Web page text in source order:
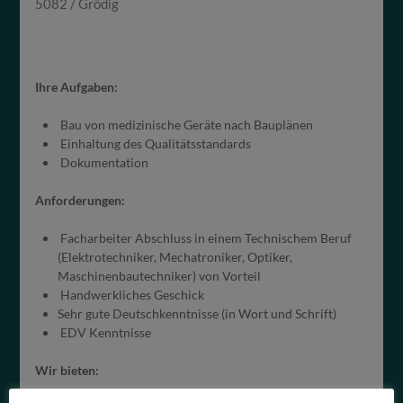
5082 / Grödig
Ihre Aufgaben:
Bau von medizinische Geräte nach Bauplänen
Einhaltung des Qualitätsstandards
Dokumentation
Anforderungen:
Facharbeiter Abschluss in einem Technischem Beruf
(Elektrotechniker, Mechatroniker, Optiker,
Maschinenbautechniker) von Vorteil
Handwerkliches Geschick
Sehr gute Deutschkenntnisse (in Wort und Schrift)
EDV Kenntnisse
Wir bieten: